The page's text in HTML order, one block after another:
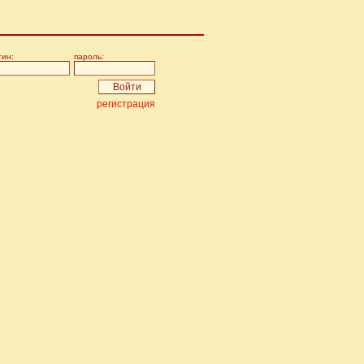
пароль:
регистрация